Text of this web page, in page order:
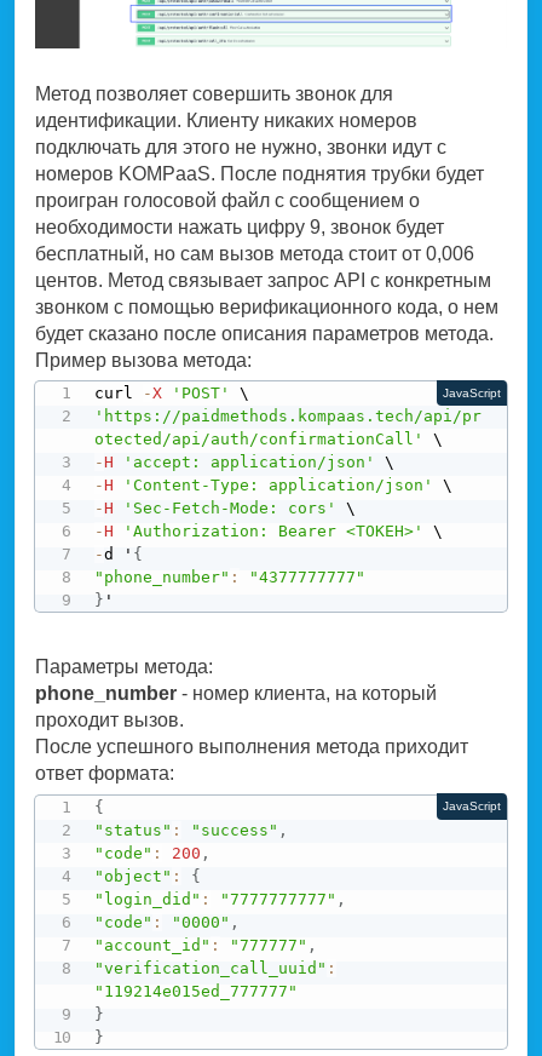
Метод позволяет совершить звонок для
идентификации. Клиенту никаких номеров
подключать для этого не нужно, звонки идут с
номеров KOMPaaS. После поднятия трубки будет
проигран голосовой файл с сообщением о
необходимости нажать цифру 9, звонок будет
бесплатный, но сам вызов метода стоит от 0,006
центов. Метод связывает запрос API с конкретным
звонком с помощью верификационного кода, о нем
будет сказано после описания параметров метода.
Пример вызова метода:
curl -X 'POST'
'https://paidmethods.kompaas.tech/api/pr
otected/api/auth/confirmationCall'
-H 'accept: application/json'
-H 'Content-Type: application/json'
-H 'Sec-Fetch-Mode: cors'
-H 'Authorization: Bearer <ТОКЕН>'
-d ' {
"phone_number" :
"4377777777"
} '
JavaScript
Параметры метода:
phone_number - номер клиента, на который
проходит вызов.
После успешного выполнения метода приходит
ответ формата:
{
"status" : "success" ,
"code" : 200 ,
"object" :
{
"login_did" : "7777777777" ,
"code" : "0000" ,
"account_id" : "777777" ,
"verification_call_uuid" :
"119214e015ed_777777"
}
}
JavaScript